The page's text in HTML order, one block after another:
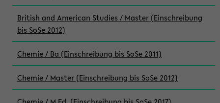
British and American Studies / Master (Einschreibung
bis SoSe 2012)
Chemie / Ba (Einschreibung bis SoSe 2011)
Chemie / Master (Einschreibung bis SoSe 2012)